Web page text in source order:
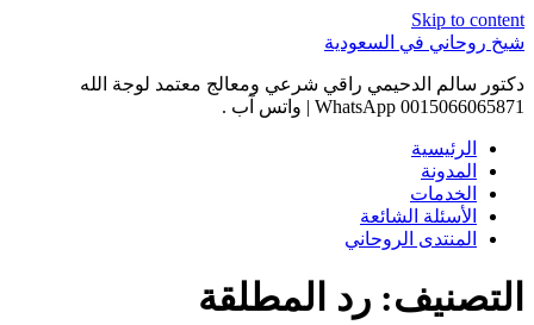
Skip to content
شيخ روحاني في السعودية
دكتور سالم الدحيمي راقي شرعي ومعالج معتمد لوجة الله
0015066065871 WhatsApp | واتس آب .
الرئيسية
المدونة
الخدمات
الأسئلة الشائعة
المنتدى الروحاني
التصنيف: رد المطلقة